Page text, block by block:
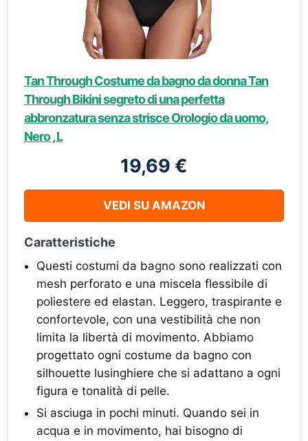
Tan Through Costume da bagno da donna Tan
Through Bikini segreto di una perfetta
abbronzatura senza strisce Orologio da uomo,
Nero , L
19,69 €
VEDI SU AMAZON
Caratteristiche
Questi costumi da bagno sono realizzati con
mesh perforato e una miscela flessibile di
poliestere ed elastan. Leggero, traspirante e
confortevole, con una vestibilità che non
limita la libertà di movimento. Abbiamo
progettato ogni costume da bagno con
silhouette lusinghiere che si adattano a ogni
figura e tonalità di pelle.
Si asciuga in pochi minuti. Quando sei in
acqua e in movimento, hai bisogno di